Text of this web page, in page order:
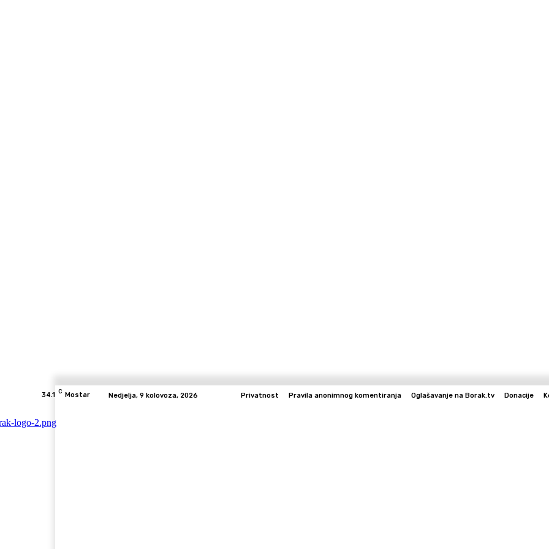
34.1 C Mostar Nedjelja, 9 kolovoza, 2026 Privatnost Pravila anonimnog komentiranja Oglašavanje na Borak.tv Donacije